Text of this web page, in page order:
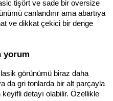
tişört ve sade bir oversize
canlandırır ama abartıya
ve dikkat çekici bir denge
yorum
görünümü biraz daha
da gri tonlarda bir alt parçayla
detayı olabilir. Özellikle